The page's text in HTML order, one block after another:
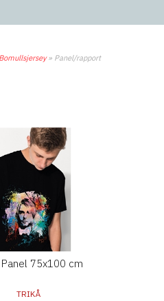
» Panel/rapport
75x100 cm
TRIKÅ